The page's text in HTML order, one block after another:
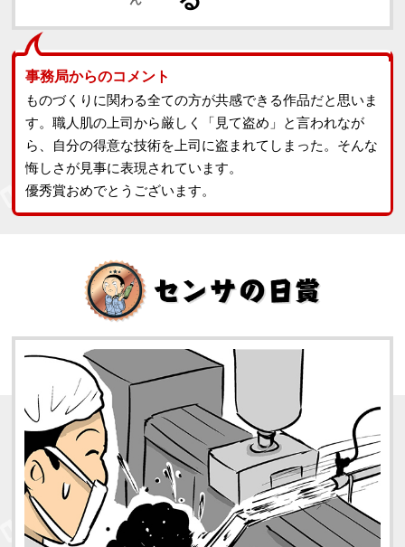
事務局からのコメント
ものづくりに関わる全ての方が共感できる作品だと思いま
す。職人肌の上司から厳しく「見て盗め」と言われなが
ら、自分の得意な技術を上司に盗まれてしまった。そんな
悔しさが見事に表現されています。
優秀賞おめでとうございます。